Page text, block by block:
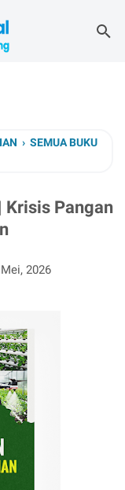
› SEMUA BUKU
Pangan
2026